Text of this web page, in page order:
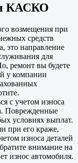
КАСКО
возмещения при
средств
это направление
для
ремонт вы будете
у компании
с учетом износа
Поврежденные
условиях выплат.
при его краже,
износа деталей
внимание на
износ автомобиля.